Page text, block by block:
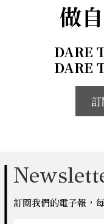
做
DARE
DARE
訂閱我們的電子報，